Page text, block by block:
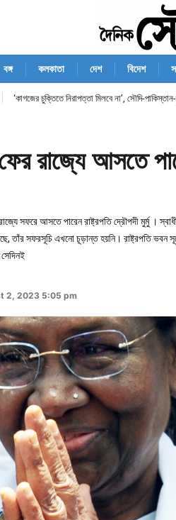
বঙ্গ কলকাতা দেশ বিদেশ
‘কাগজের চুক্তিতে নিরাপত্তা মিলবে না’, সৌদি-
রাজ্যে আসতে
সফরে আসতে পারেন রাষ্ট্রপতি দ্রৌপদী মুর্মু ।
তাঁর সফরসূচি এখনো চূড়ান্ত হয়নি। রাষ্ট্রপতি
2, 2023 5:05 pm